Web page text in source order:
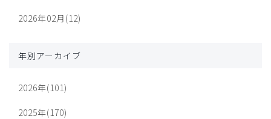
2026年02月(12)
年別アーカイブ
2026年(101)
2025年(170)